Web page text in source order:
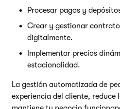
Procesar pagos y
Crear y gestionar
digitalmente.
Implementar precios
estacionalidad.
La gestión automatizada de
experiencia del cliente, reduce